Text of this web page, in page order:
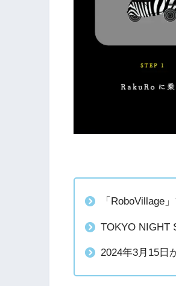
「RoboVillage
TOKYO NIGHT
2024年3月15日